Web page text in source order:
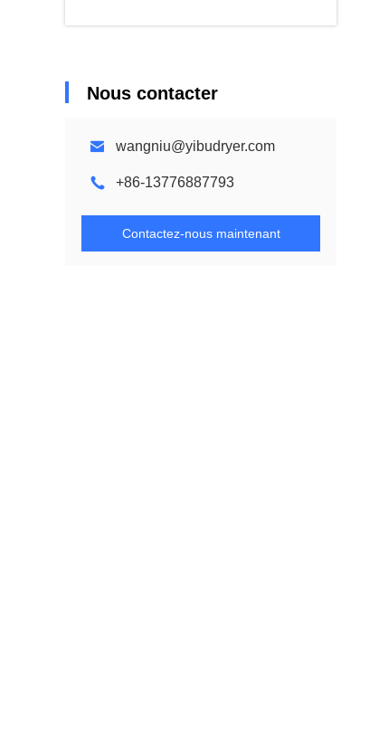
Nous contacter
wangniu@yibudryer.com
+86-13776887793
Contactez-nous maintenant